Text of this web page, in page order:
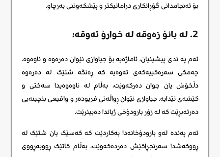
بۆ ئەنجامدانی گۆڕانکاری دراماتیکتر و پێشکەوتنی بەرچاو.
2. له بانۆ زه‌وقه له خوارۆ ته‌وقه:
ئەم په ندی پیشینیان، ئاماژەیە بۆ جیاوازی نێوان دەرەوە و ناوەوە.
چەمکی سەرەکییەکەی ئەوەیە کە ڕەنگە شتێک لە دەرەوە
دڵخۆش یان جوان دەرکەوێت، بەڵام لە ناوەوەیدا سەختی و
کێشەی تێدایە. جیاوازی نێوان ڕواڵەتی فریودەر و واقیعی بنچینەیی
دەرئەبڕێت کە لە زۆر بارودۆخی ژیاندا دەبینرێت.
ئەم پەندە لەو بارودۆخانەدا بەکاردێت کە کەسێک یان شتێک لە
ڕووکەشدا سەرنجڕاکێش دەردەکەوێت، بەڵام کاتێک ڕووبەڕووی